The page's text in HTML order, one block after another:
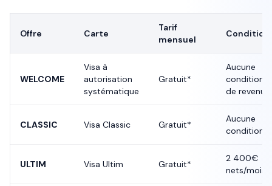
Offre Carte
Tarif
mensuel
Condition
WELCOME
Visa à
autorisation
systématique
Gratuit*
Aucune
condition
de revenus
CLASSIC Visa Classic Gratuit*
Aucune
condition
ULTIM Visa Ultim Gratuit*
2 400€
nets/mois